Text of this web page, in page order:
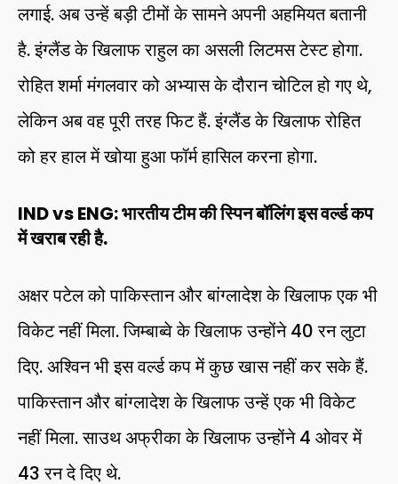
लगाई. अब उन्हें बड़ी टीमों के सामने अपनी अहमियत बतानी
है. इंग्लैंड के खिलाफ राहुल का असली लिटमस टेस्ट होगा.
रोहित शर्मा मंगलवार को अभ्यास के दौरान चोटिल हो गए थे,
लेकिन अब वह पूरी तरह फिट हैं. इंग्लैंड के खिलाफ रोहित
को हर हाल में खोया हुआ फॉर्म हासिल करना होगा.
IND vs ENG: भारतीय टीम की स्पिन बॉलिंग इस वर्ल्ड कप
में खराब रही है.
अक्षर पटेल को पाकिस्तान और बांग्लादेश के खिलाफ एक भी
विकेट नहीं मिला. जिम्बाब्वे के खिलाफ उन्होंने 40 रन लुटा
दिए. अश्विन भी इस वर्ल्ड कप में कुछ खास नहीं कर सके हैं.
पाकिस्तान और बांग्लादेश के खिलाफ उन्हें एक भी विकेट
नहीं मिला. साउथ अफ्रीका के खिलाफ उन्होंने 4 ओवर में
43 रन दे दिए थे.